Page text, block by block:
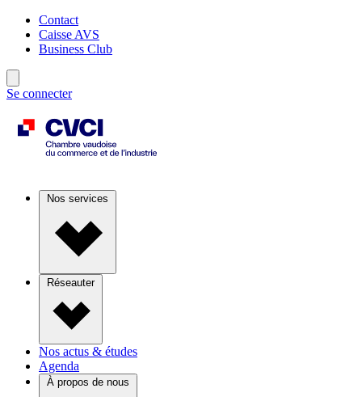
Contact
Caisse AVS
Business Club
Se connecter
Nos services
Réseauter
Nos actus & études
Agenda
À propos de nous